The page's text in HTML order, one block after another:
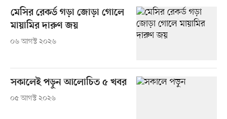
মেসির রেকর্ড গড়া জোড়া গোলে
মায়ামির দারুণ জয়
০৬ আগস্ট ২০২৬
সকালেই পড়ুন আলোচিত ৫ খবর
০৫ আগস্ট ২০২৬